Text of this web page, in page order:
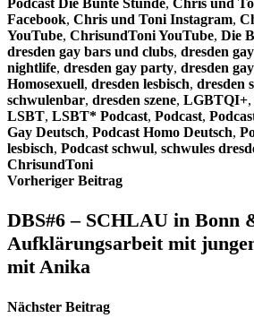
Podcast Die Bunte Stunde, Chris und
Facebook, Chris und Toni Instagram,
YouTube, ChrisundToni YouTube, Die
dresden gay bars und clubs, dresden
nightlife, dresden gay party, dresden
Homosexuell, dresden lesbisch, dresden
schwulenbar, dresden szene, LGBTQI+,
LSBT, LSBT* Podcast, Podcast,
Gay Deutsch, Podcast Homo Deutsch,
lesbisch, Podcast schwul, schwules
ChrisundToni
Beitragsnavigation
Vorheriger Beitrag
DBS#6 – SCHLAU in Bonn
Aufklärungsarbeit mit
mit Anika
Nächster Beitrag